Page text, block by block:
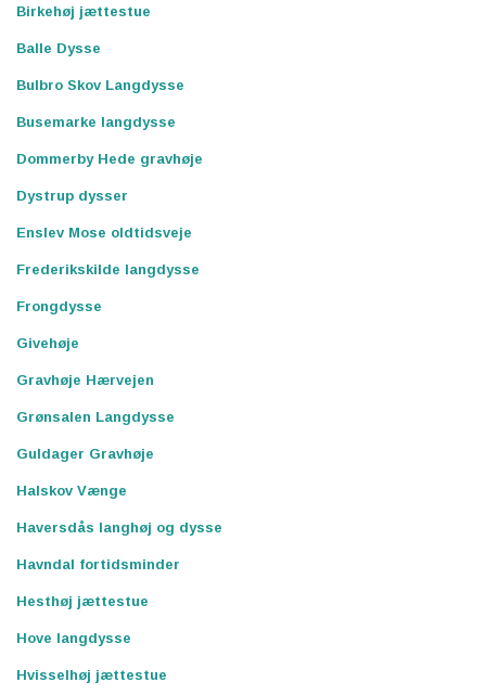
Birkehøj jættestue
Balle Dysse
Bulbro Skov Langdysse
Busemarke langdysse
Dommerby Hede gravhøje
Dystrup dysser
Enslev Mose oldtidsveje
Frederikskilde langdysse
Frongdysse
Givehøje
Gravhøje Hærvejen
Grønsalen Langdysse
Guldager Gravhøje
Halskov Vænge
Haversdås langhøj og dysse
Havndal fortidsminder
Hesthøj jættestue
Hove langdysse
Hvisselhøj jættestue